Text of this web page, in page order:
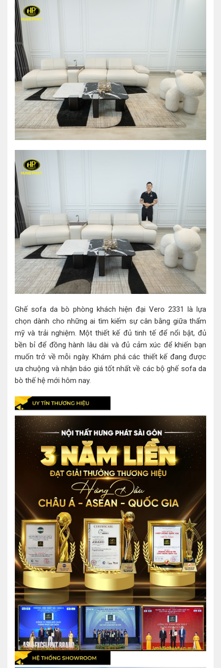
Ghế sofa da bò phòng khách hiện đại Vero 2331 là lựa
chọn dành cho những ai tìm kiếm sự cân bằng giữa thẩm
mỹ và trải nghiệm. Một thiết kế đủ tinh tế để nổi bật, đủ
bền bỉ để đồng hành lâu dài và đủ cảm xúc để khiến bạn
muốn trở về mỗi ngày. Khám phá các thiết kế đang được
ưa chuộng và nhận báo giá tốt nhất về các bộ ghế sofa da
bò thế hệ mới hôm nay.